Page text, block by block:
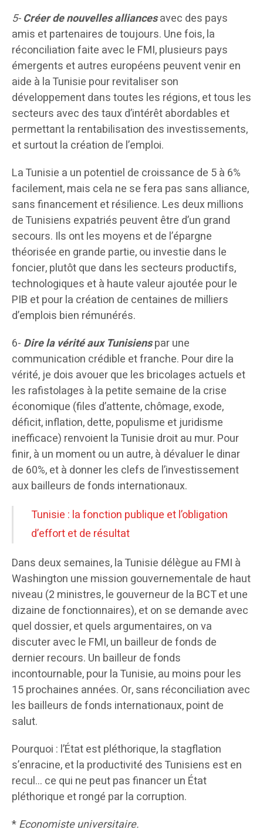
5-Créer denouvelles alliancesavec des pays
amis et partenaires de toujours. Une fois, la
réconciliation faite avec le FMI, plusieurs pays
émergents et autres européens peuvent venir en
aide à la Tunisie pour revitaliser son
développement dans toutes les régions, et tous les
secteurs avec des taux d’intérêt abordables et
permettant la rentabilisation des investissements,
et surtout la création de l’emploi.
La Tunisie a un potentiel de croissance de 5 à 6%
facilement, mais cela ne se fera pas sans alliance,
sans financement et résilience. Les deux millions
de Tunisiens expatriés peuvent être d’un grand
secours. Ils ont les moyens et de l’épargne
théorisée en grande partie, ou investie dans le
foncier, plutôt que dans les secteurs productifs,
technologiques et à haute valeur ajoutée pour le
PIB et pour la création de centaines de milliers
d’emplois bien rémunérés.
6- Dire la vérité aux Tunisienspar une
communication crédible et franche. Pour dire la
vérité, je dois avouer que les bricolages actuels et
les rafistolages à la petite semaine de la crise
économique (files d’attente, chômage, exode,
déficit, inflation, dette, populisme et juridisme
inefficace) renvoient la Tunisie droit au mur. Pour
finir, à un moment ou un autre, à dévaluer le dinar
de 60%, et à donner les clefs de l’investissement
aux bailleurs de fonds internationaux.
Tunisie : la fonction publique et l’obligation
d’effort et de résultat
Dans deux semaines, la Tunisie délègue au FMI à
Washington une mission gouvernementale de haut
niveau (2 ministres, le gouverneur de la BCT et une
dizaine de fonctionnaires), et on se demande avec
quel dossier, et quels argumentaires, on va
discuter avec le FMI, un bailleur de fonds de
dernier recours. Un bailleur de fonds
incontournable, pour la Tunisie, au moins pour les
15 prochaines années. Or, sans réconciliation avec
les bailleurs de fonds internationaux, point de
salut.
Pourquoi : l’État est pléthorique, la stagflation
s’enracine, et la productivité des Tunisiens est en
recul… ce qui ne peut pas financer un État
pléthorique et rongé par la corruption.
*Economiste universitaire.